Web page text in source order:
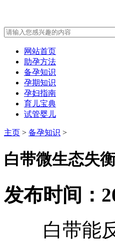
网站首页
助孕方法
备孕知识
孕期知识
孕妇指南
育儿宝典
试管婴儿
主页 > 备孕知识 >
白带微生态失
发布时间：
白带能反